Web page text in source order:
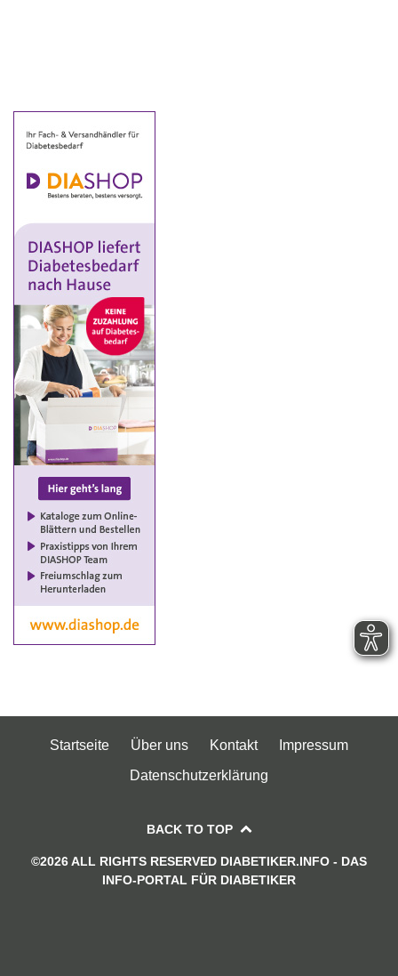
Startseite Über uns Kontakt
Impressum
Datenschutzerklärung
BACK TO TOP
©2026 ALL RIGHTS RESERVED DIABETIKER.INFO - DAS
INFO-PORTAL FÜR DIABETIKER